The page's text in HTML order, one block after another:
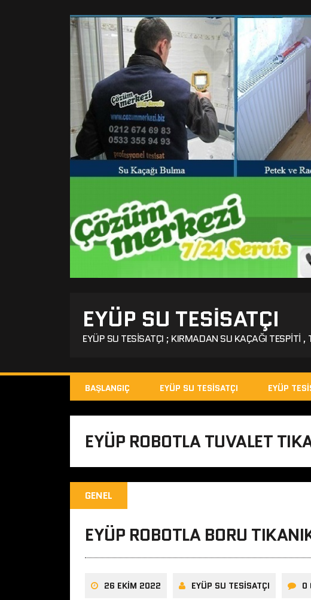
EYÜP SU TESISATÇI
EYÜP SU TESISATÇI ; KIRMADAN SU KAÇAĞI TESPITI
BAŞLANGIÇ EYÜP SU TESISATÇI EYÜP
EYÜP ROBOTLA TUVALET
GENEL
EYÜP ROBOTLA BORU
26 EKIM 2022 EYÜP SU TESISATÇI 0